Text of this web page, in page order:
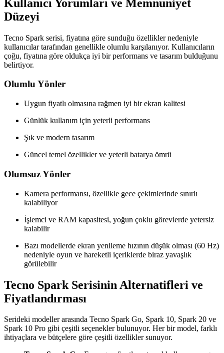
Kullanıcı Yorumları ve Memnuniyet
Düzeyi
Tecno Spark serisi, fiyatına göre sunduğu özellikler nedeniyle
kullanıcılar tarafından genellikle olumlu karşılanıyor. Kullanıcıların
çoğu, fiyatına göre oldukça iyi bir performans ve tasarım bulduğunu
belirtiyor.
Olumlu Yönler
Uygun fiyatlı olmasına rağmen iyi bir ekran kalitesi
Günlük kullanım için yeterli performans
Şık ve modern tasarım
Güncel temel özellikler ve yeterli batarya ömrü
Olumsuz Yönler
Kamera performansı, özellikle gece çekimlerinde sınırlı
kalabiliyor
İşlemci ve RAM kapasitesi, yoğun çoklu görevlerde yetersiz
kalabilir
Bazı modellerde ekran yenileme hızının düşük olması (60 Hz)
nedeniyle oyun ve hareketli içeriklerde biraz yavaşlık
görülebilir
Tecno Spark Serisinin Alternatifleri ve
Fiyatlandırması
Serideki modeller arasında Tecno Spark Go, Spark 10, Spark 20 ve
Spark 10 Pro gibi çeşitli seçenekler bulunuyor. Her bir model, farklı
ihtiyaçlara ve bütçelere göre çeşitli özellikler sunuyor.